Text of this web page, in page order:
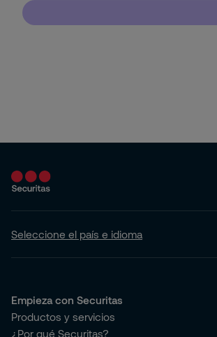
Seleccione el país e idioma
Empieza con Securitas
Productos y servicios
¿Por qué Securitas?